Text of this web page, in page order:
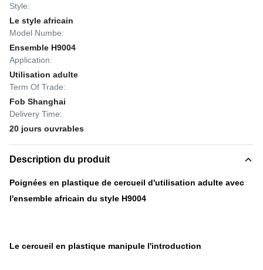
Style:
Le style africain
Model Numbe:
Ensemble H9004
Application:
Utilisation adulte
Term Of Trade:
Fob Shanghai
Delivery Time:
20 jours ouvrables
Description du produit
Poignées en plastique de cercueil d'utilisation adulte avec
l'ensemble africain du style H9004
Le cercueil en plastique manipule l'introduction